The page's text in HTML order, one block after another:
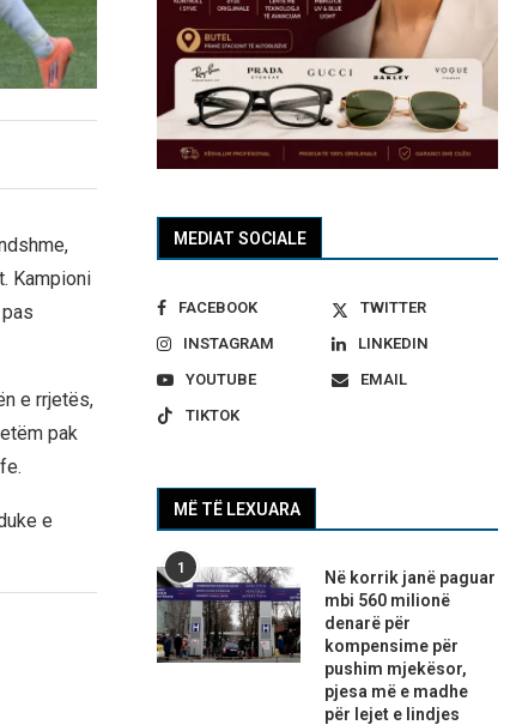
Kampioni
e rrjetës,
pak
e
MEDIAT SOCIALE
FACEBOOK
TWITTER
INSTAGRAM
LINKEDIN
YOUTUBE
EMAIL
TIKTOK
MË TË LEXUARA
1
Në korrik janë paguar
mbi 560 milionë
denarë për
kompensime për
pushim mjekësor,
pjesa më e madhe
për lejet e lindjes